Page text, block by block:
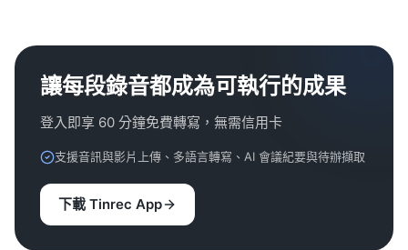
讓每段錄音都成為可執行的成果
登入即享 60 分鐘免費轉寫，無需信用卡
支援音訊與影片上傳、多語言轉寫、AI 會議紀要與待辦擷取
下載 Tinrec App